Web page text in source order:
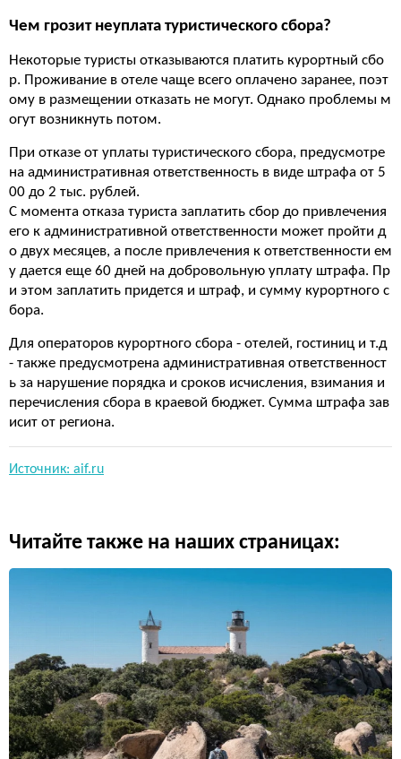
Чем грозит неуплата туристического сбора?
Некоторые туристы отказываются платить курортный сбо
р. Проживание в отеле чаще всего оплачено заранее, поэт
ому в размещении отказать не могут. Однако проблемы м
огут возникнуть потом.
При отказе от уплаты туристического сбора, предусмотре
на административная ответственность в виде штрафа от 5
00 до 2 тыс. рублей.
С момента отказа туриста заплатить сбор до привлечения
его к административной ответственности может пройти д
о двух месяцев, а после привлечения к ответственности ем
у дается еще 60 дней на добровольную уплату штрафа. Пр
и этом заплатить придется и штраф, и сумму курортного с
бора.
Для операторов курортного сбора - отелей, гостиниц и т.д
- также предусмотрена административная ответственност
ь за нарушение порядка и сроков исчисления, взимания и
перечисления сбора в краевой бюджет. Сумма штрафа зав
исит от региона.
Источник: aif.ru
Читайте также на наших страницах: